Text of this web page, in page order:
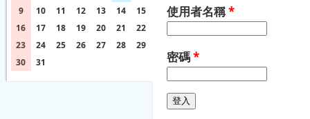
使用者名稱*
密碼*
9
10 11 12 13 14
15
16
17 18 19 20 21
22
23
24 25 26 27 28
29
30
31